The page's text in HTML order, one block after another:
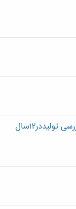
شکست آمریکا ازایران دربازارپسته (بررسی تولیددر۱۲سال